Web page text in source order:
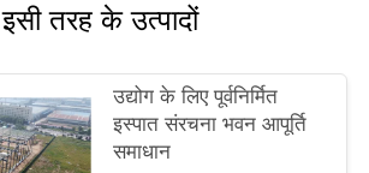
इसी तरह के उत्पादों
उद्योग के लिए पूर्वनिर्मित
इस्पात संरचना भवन आपूर्ति
समाधान